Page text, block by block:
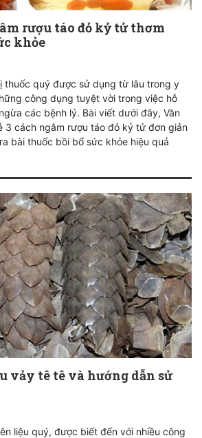
rượu táo đỏ kỷ tử thơm
khỏe
thuốc quý được sử dụng từ lâu trong y
công dụng tuyệt vời trong việc hỗ
các bệnh lý. Bài viết dưới đây, Văn
3 cách ngâm rượu táo đỏ kỷ tử đơn giản
bài thuốc bồi bổ sức khỏe hiệu quả
vảy tê tê và hướng dẫn sử
liệu quý, được biết đến với nhiều công